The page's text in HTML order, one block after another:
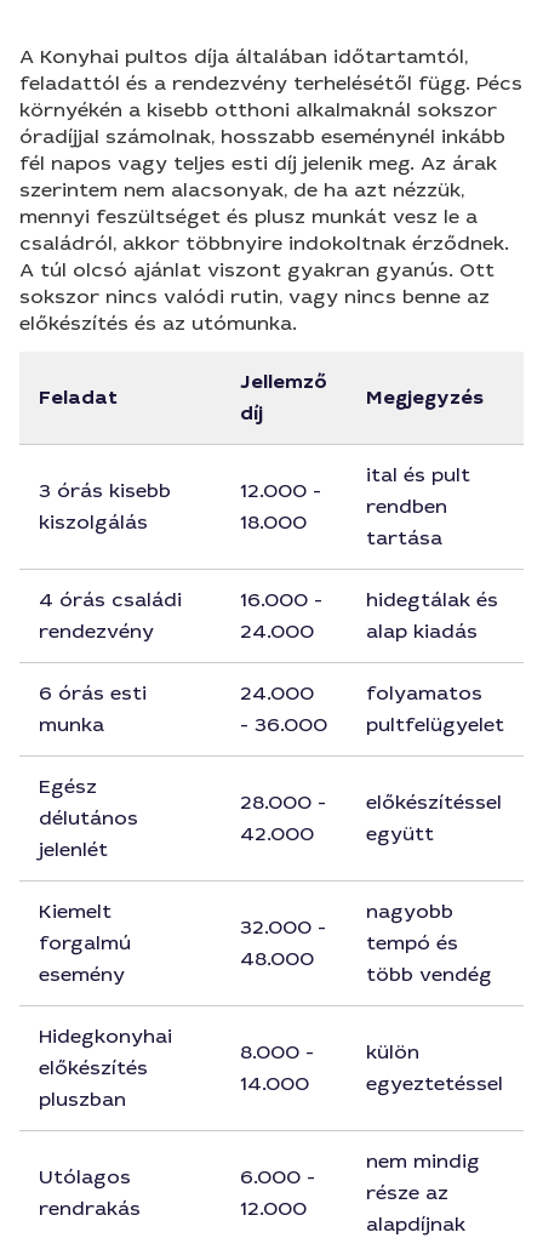
A Konyhai pultos díja általában időtartamtól,
feladattól és a rendezvény terhelésétől függ. Pécs
környékén a kisebb otthoni alkalmaknál sokszor
óradíjjal számolnak, hosszabb eseménynél inkább
fél napos vagy teljes esti díj jelenik meg. Az árak
szerintem nem alacsonyak, de ha azt nézzük,
mennyi feszültséget és plusz munkát vesz le a
családról, akkor többnyire indokoltnak érződnek.
A túl olcsó ajánlat viszont gyakran gyanús. Ott
sokszor nincs valódi rutin, vagy nincs benne az
előkészítés és az utómunka.
Feladat
Jellemző
díj
Megjegyzés
3 órás kisebb
kiszolgálás
12.000 -
18.000
ital és pult
rendben
tartása
4 órás családi
rendezvény
16.000 -
24.000
hidegtálak és
alap kiadás
6 órás esti
munka
24.000
- 36.000
folyamatos
pultfelügyelet
Egész
délutános
jelenlét
28.000 -
42.000
előkészítéssel
együtt
Kiemelt
forgalmú
esemény
32.000 -
48.000
nagyobb
tempó és
több vendég
Hidegkonyhai
előkészítés
pluszban
8.000 -
14.000
külön
egyeztetéssel
Utólagos
rendrakás
6.000 -
12.000
nem mindig
része az
alapdíjnak